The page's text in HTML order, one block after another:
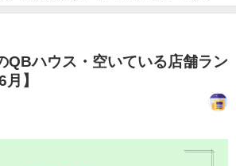
QBハウス・空いている店舗ラン
】